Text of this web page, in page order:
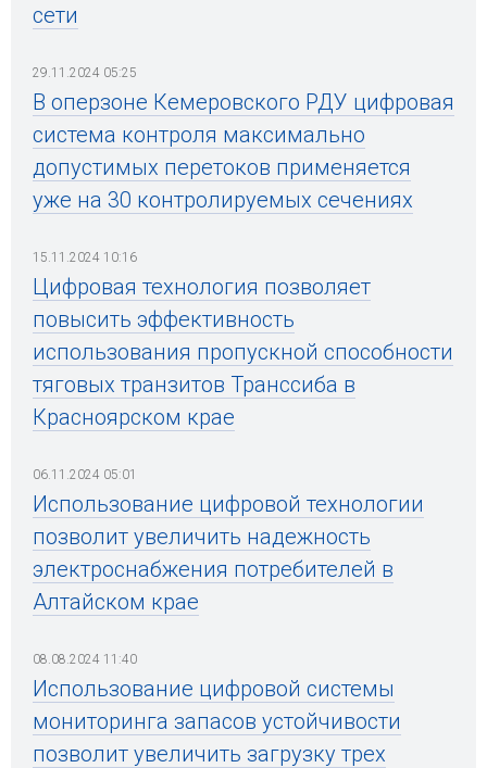
сети
29.11.2024 05:25
В оперзоне Кемеровского РДУ цифровая
система контроля максимально
допустимых перетоков применяется
уже на 30 контролируемых сечениях
15.11.2024 10:16
Цифровая технология позволяет
повысить эффективность
использования пропускной способности
тяговых транзитов Транссиба в
Красноярском крае
06.11.2024 05:01
Использование цифровой технологии
позволит увеличить надежность
электроснабжения потребителей в
Алтайском крае
08.08.2024 11:40
Использование цифровой системы
мониторинга запасов устойчивости
позволит увеличить загрузку трех